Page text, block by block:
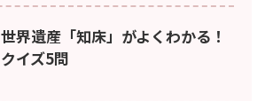
世界遺産「知床」がよくわかる！
クイズ5問